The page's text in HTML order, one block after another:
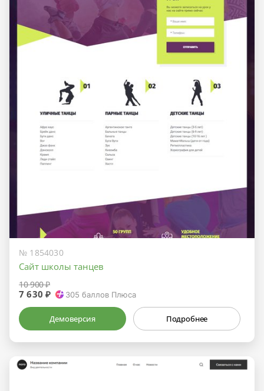
№ 1854030
Сайт школы танцев
10 900 ₽
7 630 ₽ 305 баллов Плюса
Демоверсия Подробнее